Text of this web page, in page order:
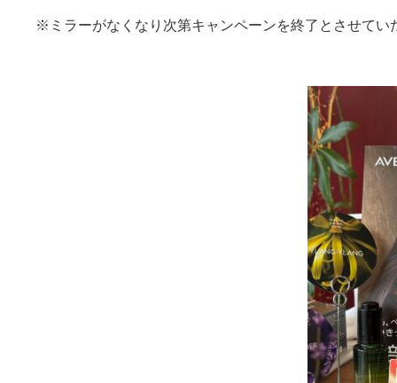
※ミラーがなくなり次第キャンペーンを終了とさせてい